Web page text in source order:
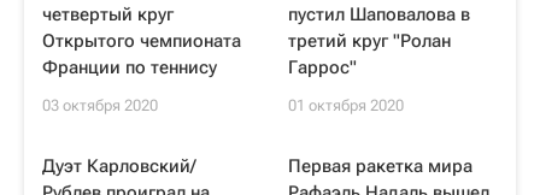
четвертый круг
Открытого чемпионата
Франции по теннису
03 октября 2020
пустил Шаповалова в
третий круг "Ролан
Гаррос"
01 октября 2020
Дуэт Карловский/
Первая ракетка мира